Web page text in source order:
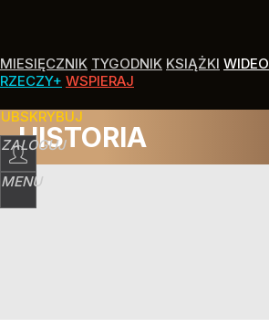
MIESIĘCZNIK TYGODNIK KSIĄŻKI WIDEO
RZECZY+ WSPIERAJ
ZALOGUJ
MENU
HISTORIA